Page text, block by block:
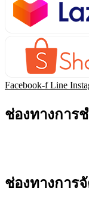
Facebook-f Line
ช่องทางการช
ช่องทางการ